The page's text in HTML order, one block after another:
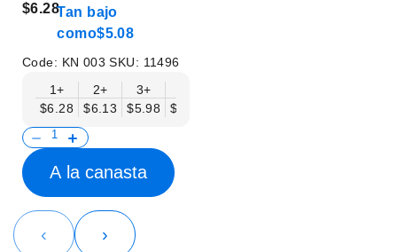
$6.28Tan bajo
como$5.08
Code: KN 003SKU: 11496
1+
$6.28
2+
$6.13
3+
$5.98
$5.83
A la canasta
‹ ›